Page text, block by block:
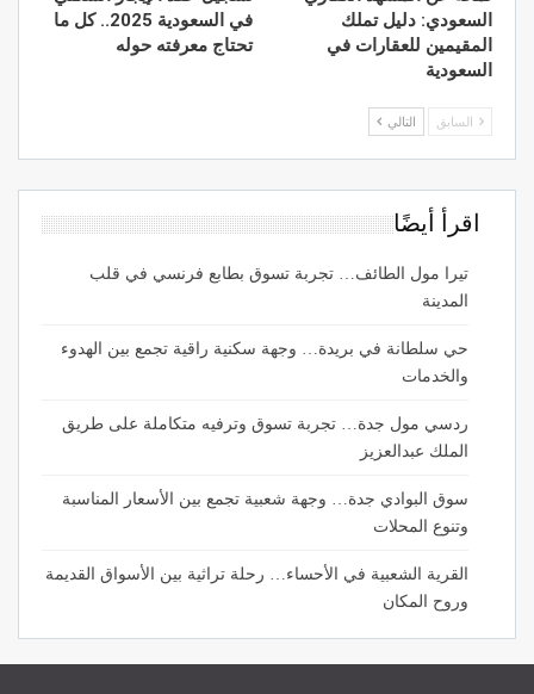
السعودي: دليل تملك
المقيمين للعقارات في
السعودية
في السعودية 2025.. كل ما
تحتاج معرفته حوله
السابق التالي
اقرأ أيضًا
تيرا مول الطائف… تجربة تسوق بطابع فرنسي في قلب
المدينة
حي سلطانة في بريدة… وجهة سكنية راقية تجمع بين الهدوء
والخدمات
ردسي مول جدة… تجربة تسوق وترفيه متكاملة على طريق
الملك عبدالعزيز
سوق البوادي جدة… وجهة شعبية تجمع بين الأسعار المناسبة
وتنوع المحلات
القرية الشعبية في الأحساء… رحلة تراثية بين الأسواق القديمة
وروح المكان